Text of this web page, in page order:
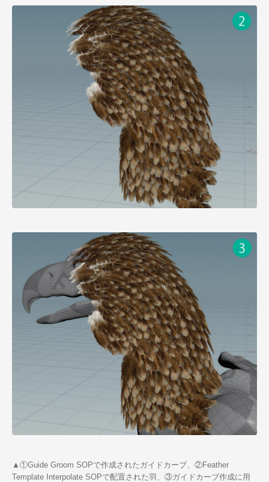
▲①Guide Groom SOPで作成されたガイドカーブ、②Feather
Template Interpolate SOPで配置された羽、③ガイドカーブ作成に用